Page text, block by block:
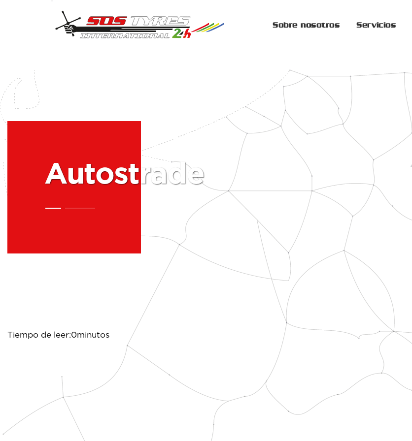
Sobre nosotros Servicios
Autostrade
Tiempo de leer:0minutos